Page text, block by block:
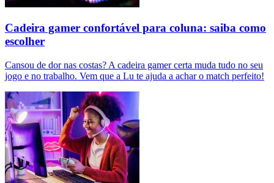
Cadeira gamer confortável para coluna: saiba como
escolher
Cansou de dor nas costas? A cadeira gamer certa muda tudo no seu
jogo e no trabalho. Vem que a Lu te ajuda a achar o match perfeito!